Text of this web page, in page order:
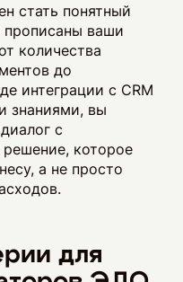
стать понятный
прописаны ваши
количества
до
интеграции с CRM
знаниями, вы
с
которое
а не просто
для